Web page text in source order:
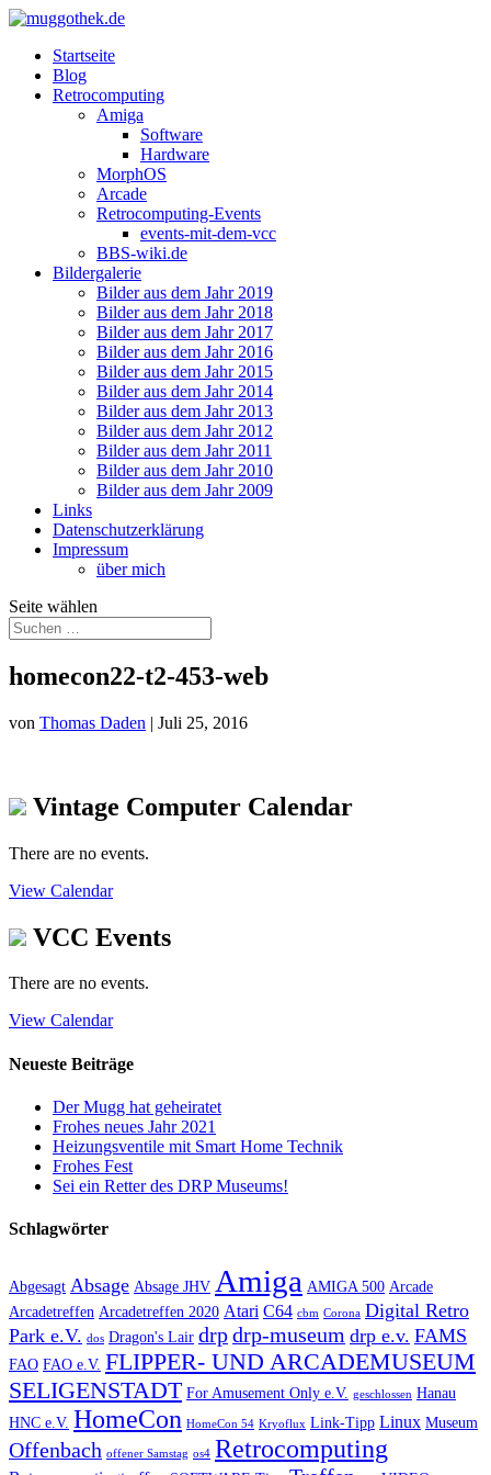
Startseite
Blog
Retrocomputing
Amiga
Software
Hardware
MorphOS
Arcade
Retrocomputing-Events
events-mit-dem-vcc
BBS-wiki.de
Bildergalerie
Bilder aus dem Jahr 2019
Bilder aus dem Jahr 2018
Bilder aus dem Jahr 2017
Bilder aus dem Jahr 2016
Bilder aus dem Jahr 2015
Bilder aus dem Jahr 2014
Bilder aus dem Jahr 2013
Bilder aus dem Jahr 2012
Bilder aus dem Jahr 2011
Bilder aus dem Jahr 2010
Bilder aus dem Jahr 2009
Links
Datenschutzerklärung
Impressum
über mich
Seite wählen
homecon22-t2-453-web
von Thomas Daden | Juli 25, 2016
Vintage Computer Calendar
There are no events.
View Calendar
VCC Events
There are no events.
View Calendar
Neueste Beiträge
Der Mugg hat geheiratet
Frohes neues Jahr 2021
Heizungsventile mit Smart Home Technik
Frohes Fest
Sei ein Retter des DRP Museums!
Schlagwörter
Abgesagt Absage Absage JHV Amiga AMIGA 500 Arcade
Arcadetreffen Arcadetreffen 2020 Atari C64 cbm Corona Digital Retro
Park e.V. dos Dragon's Lair drpdrp-museum drp e.v. FAMS
FAO FAO e.V. FLIPPER- UND ARCADEMUSEUM
SELIGENSTADT For Amusement Only e.V. geschlossen Hanau
HNC e.V. HomeCon HomeCon 54 Kryoflux Link-Tipp Linux Museum
Offenbach offener Samstag os4 Retrocomputing